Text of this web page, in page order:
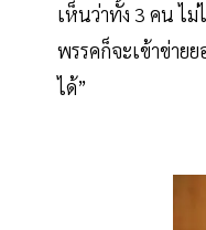
เห็นว่าทั้ง 3 คน ไม่
พรรคก็จะเข้าข่าย
ได้”